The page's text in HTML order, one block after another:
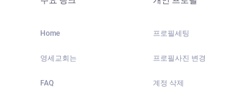
Home
영세교회는
FAQ
프로필세팅
프로필사진 변경
계정 삭제